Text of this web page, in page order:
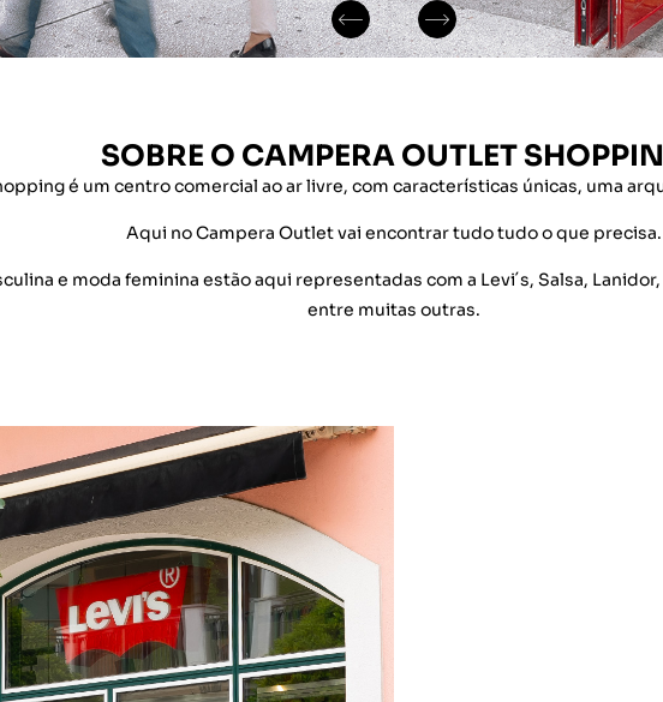
SOBRE O CAMPERA OUTLET
é um centro comercial ao ar livre, com características únicas, uma
Aqui no Campera Outlet vai encontrar tudo tudo o que precisa.
e moda feminina estão aqui representadas com a Levi´s, Salsa,
entre muitas outras.